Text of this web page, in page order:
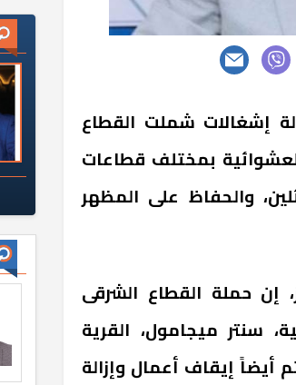
حملة إزالة إشغالات شملت القطاع
بمختلف قطاعات
والحفاظ على المظهر
إن حملة القطاع الشرقى
سنتر ميجامول، القرية
أيضاً إيقاف أعمال وإزالة